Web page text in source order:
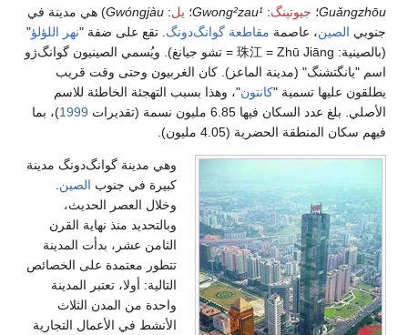
؛جيوتپنگ:
Gwong²zau¹؛يل:
Gwóngjàu) هي مدينة في
الصين، عاصمةمقاطعة گوانگ‌دونگ. تقع على ضفة "نهر اللؤلؤ"
(بالصينية: 珠江 = Zhū Jiāng = تشو جيانغ). ويُسمي الصينيون گوانگ‌ژو
(مدينة الماعز). كان الغربيون وحتى وقت قريب
عليها تسمية "كانتون"، وهذا بسبب التهجئة الخاطئة للاسم
عدد السكان فيها 6.85 مليون نسمة (تقديرات
1999 )، بما
المنطقة الحضرية (4.05 مليون).
وهي مدينة گوانگ‌دونگ مدينة
كبيرة في جنوبالصين.
وخلال العصر الحديث،
وبالتحديد منذ نهاية القرن
الثامن عشر، بدأت المدينة
تتطور معتمدة على الخصائص
التالية: أولا، تعتبر المدينة
واحدة من المدن الثلاث
الأنشط في الأعمال التجارية